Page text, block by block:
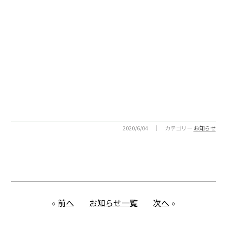
2020/6/04 ｜ カテゴリー お知らせ
« 前へ お知らせ一覧 次へ »